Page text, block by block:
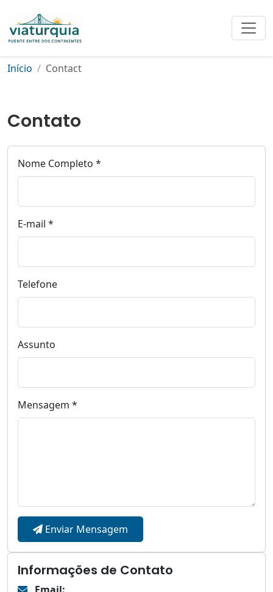
Início Contact
Contato
Nome Completo *
E-mail *
Telefone
Assunto
Mensagem *
Enviar Mensagem
Informações de Contato